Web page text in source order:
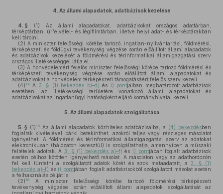
4. Az állami alapadatok, adatbázisok kezelése
4. § (1) Az állami alapadatokat, adatbázisokat országos adattárban,
térképtárban, űrfelvétel- és légifilmtárban, illetve helyi adat- és térképtárakban
kell tárolni.
(2) A miniszter felelősségi körébe tartozó, ingatlan-nyilvántartási, földmérési,
térképészeti és földügyi tevékenység végzése során előállított állami alapadatok
és adatbázisok kezelését a földmérési és térinformatikai államigazgatási szerv
országos illetékességgel látja el.
(3) A honvédelemért felelős miniszter felelősségi körébe tartozó földmérési és
térképészeti tevékenység végzése során előállított állami alapadatokat és
adatbázisokat a honvédelem térképészeti támogatásáért felelős szerv kezeli.
(4) 14 A 3. § (1) bekezdés b)–d) és i) pontjaiban meghatározott adatbázisok
esetében, az illetékességi területére vonatkozó állami alapadatokat és
adatbázisokat az ingatlanügyi hatóságként eljáró kormányhivatal kezeli.
5. Az állami alapadatok szolgáltatása
5. § (1) 15 Az állami alapadatok közhiteles adatbázisaiba, a (4) bekezdésben
foglaltak kivételével bárki betekinthet, azokról teljes vagy részleges másolatot
igényelhet. A földmérési és térinformatikai államigazgatási szerv az adatokat
elektronikusan (hálózaton keresztül) is szolgáltathatja, amennyiben a műszaki
feltételek adottak. A 3. § (1) bekezdés a)–f) és i) pontjában foglalt adatbázisok
esetén célhoz kötötten igényelhető másolat. A másolaton vagy az adathordozón
fel kell tüntetni a szolgáltatott adatok körét és azok metaadatait, a3. § (1)
bekezdés a)–f) és i) pontjában foglalt adatbázisokból szolgáltatott másolat esetén
a felhasználás célját is.
(2) 16
A miniszter felelősségi körébe tartozó földmérési térképészeti
tevékenység végzése során előállított állami alapadatok szolgáltatását az